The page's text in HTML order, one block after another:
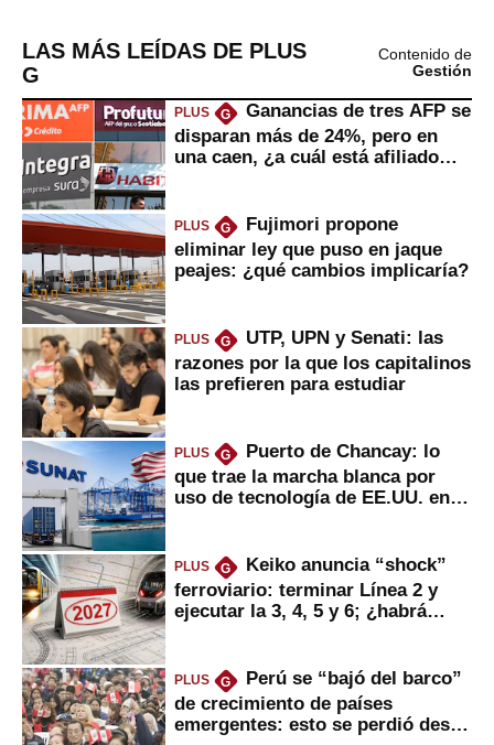
LAS MÁS LEÍDAS DE PLUS
G
Contenido de
Gestión
PLUS G
Ganancias de tres AFP se
disparan más de 24%, pero en
una caen, ¿a cuál está afiliado
PLUS G
Fujimori propone
eliminar ley que puso en jaque
peajes: ¿qué cambios implicaría?
PLUS G
UTP, UPN y Senati: las
razones por la que los capitalinos
las prefieren para estudiar
PLUS G
Puerto de Chancay: lo
que trae la marcha blanca por
uso de tecnología de EE.UU. en
PLUS G
Keiko anuncia “shock”
ferroviario: terminar Línea 2 y
ejecutar la 3, 4, 5 y 6; ¿habrá
PLUS G
Perú se “bajó del barco”
de crecimiento de países
emergentes: esto se perdió desde